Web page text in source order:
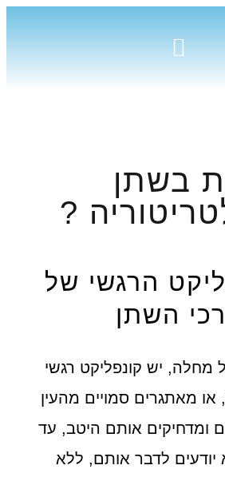
בשתן
?
הרגשי של
השתן
מחלה, יש קונפליקט רגשי
מאתגרים סמויים מהעין
ומדחיקים אותם היטב, עד
יודעים לדבר אותם, ללא